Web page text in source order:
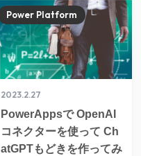
2023.2.27
PowerAppsで OpenAI
コネクターを使って Ch
atGPTもどきを作ってみ
Power Platform